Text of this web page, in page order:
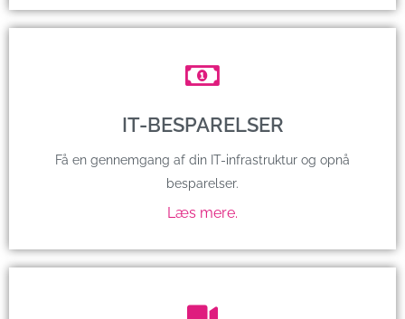
IT-BESPARELSER
Få en gennemgang af din IT-infrastruktur og opnå
besparelser.
Læs mere.